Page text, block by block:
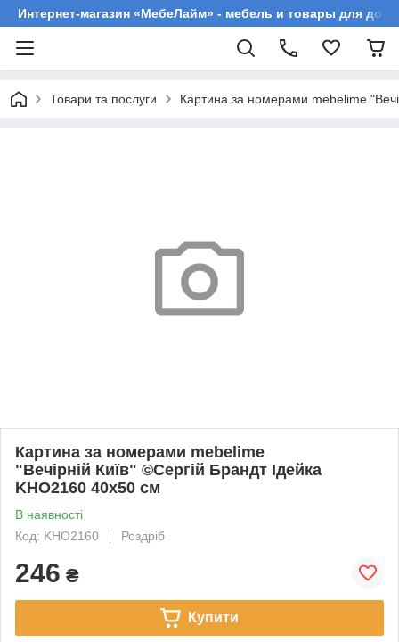
Интернет-магазин «МебеЛайм» - мебель и товары для
Товари та послуги Картина за номерами mebelime
Картина за номерами mebelime
"Вечірній Київ" ©Сергій Брандт Ідейка
KHO2160 40х50 см
В наявності
Код: KHO2160
Роздріб
246 ₴
Купити